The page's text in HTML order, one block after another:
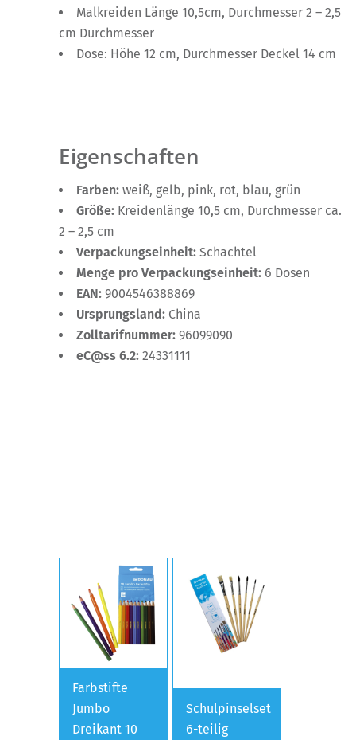
Malkreiden Länge 10,5cm, Durchmesser 2 – 2,5
cm Durchmesser
Dose: Höhe 12 cm, Durchmesser Deckel 14 cm
Eigenschaften
Farben: weiß, gelb, pink, rot, blau, grün
Größe: Kreidenlänge 10,5 cm, Durchmesser ca.
2 – 2,5 cm
Verpackungseinheit: Schachtel
Menge pro Verpackungseinheit: 6 Dosen
EAN: 9004546388869
Ursprungsland: China
Zolltarifnummer: 96099090
eC@ss 6.2: 24331111
Farbstifte
Jumbo
Dreikant 10
Schulpinselset
6-teilig